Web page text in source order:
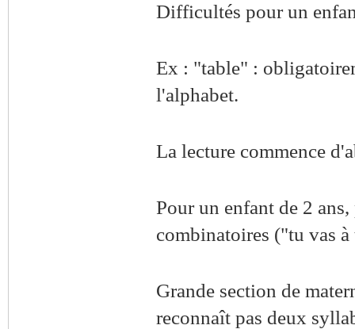
Difficultés pour un
Ex : "table" :
l'alphabet.
La lecture commence
Pour un enfant de 2
combinatoires ("tu vas
Grande section de
reconnaît pas deux